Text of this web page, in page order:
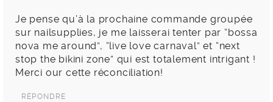
Je pense qu’à la prochaine commande groupée
sur nailsupplies, je me laisserai tenter par “bossa
nova me around”, “live love carnaval” et “next
stop the bikini zone” qui est totalement intrigant !
Merci our cette réconciliation!
RÉPONDRE